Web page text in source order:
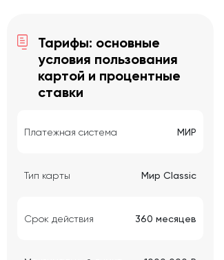
Тарифы: основные
условия пользования
картой и процентные
ставки
Платежная система МИР
Тип карты Мир Classic
Срок действия 360 месяцев